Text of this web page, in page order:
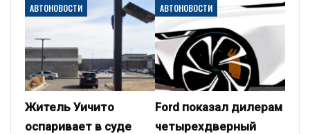
АВТОНОВОСТИ
Житель Уичито
оспаривает в суде
АВТОНОВОСТИ
Ford показал дилерам
четырехдверный